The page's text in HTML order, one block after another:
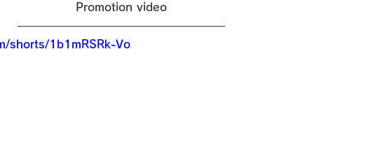
Promotion video
shorts/1b1mRSRk-Vo